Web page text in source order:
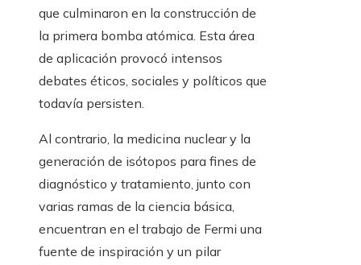
que culminaron en la construcción de
la primera bomba atómica. Esta área
de aplicación provocó intensos
debates éticos, sociales y políticos que
todavía persisten.
Al contrario, la medicina nuclear y la
generación de isótopos para fines de
diagnóstico y tratamiento, junto con
varias ramas de la ciencia básica,
encuentran en el trabajo de Fermi una
fuente de inspiración y un pilar